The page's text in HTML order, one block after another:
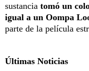
sustancia tomó un
igual a un Oompa
parte de la película
Últimas Noticias